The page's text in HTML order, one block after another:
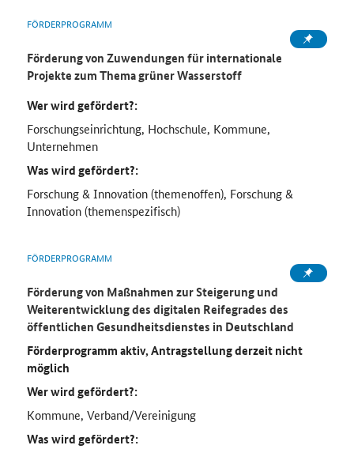
FÖRDERPROGRAMM
Förderung von Zuwendungen für internationale
Projekte zum Thema grüner Wasserstoff
Wer wird gefördert?:
Forschungseinrichtung, Hochschule, Kommune,
Unternehmen
Was wird gefördert?:
Forschung & Innovation (themenoffen), Forschung &
Innovation (themenspezifisch)
FÖRDERPROGRAMM
Förderung von Maßnahmen zur Steigerung und
Weiterentwicklung des digitalen Reifegrades des
öffentlichen Gesundheitsdienstes in Deutschland
Förderprogramm aktiv, Antragstellung derzeit nicht
möglich
Wer wird gefördert?:
Kommune, Verband/Vereinigung
Was wird gefördert?: